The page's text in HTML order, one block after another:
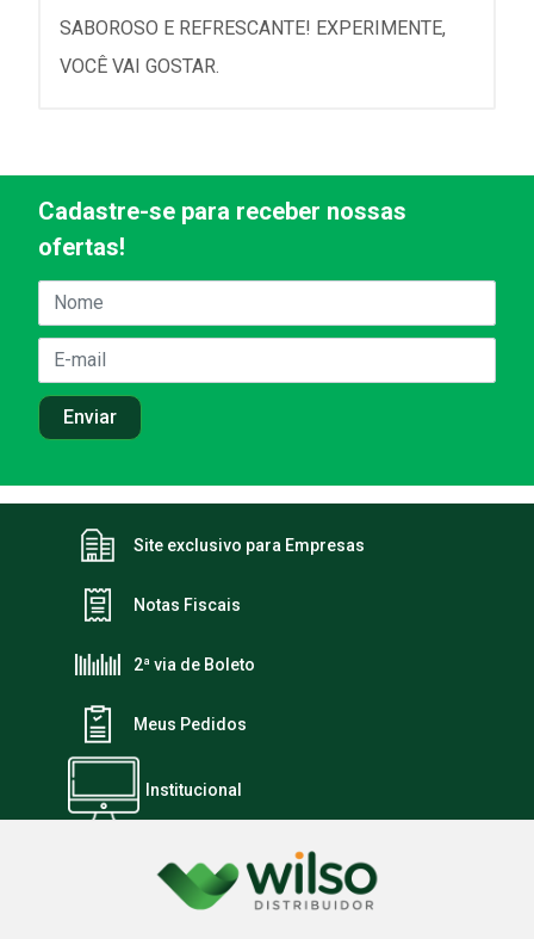
SABOROSO E REFRESCANTE! EXPERIMENTE,
VOCÊ VAI GOSTAR.
Cadastre-se para receber nossas
ofertas!
Site exclusivo para Empresas
Notas Fiscais
2ª via de Boleto
Meus Pedidos
Institucional